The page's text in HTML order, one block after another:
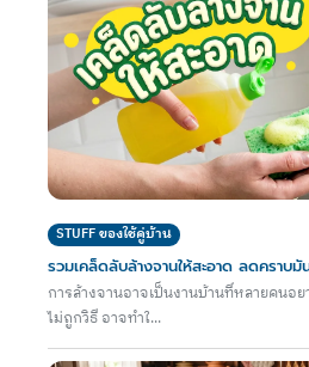
STUFF ของใช้คู่บ้าน
รวมเคล็ดลับล้างจานให้สะอาด ลดคราบมั
การล้างจานอาจเป็นงานบ้านที่หลายคนอย
ไม่ถูกวิธี อาจทำใ...